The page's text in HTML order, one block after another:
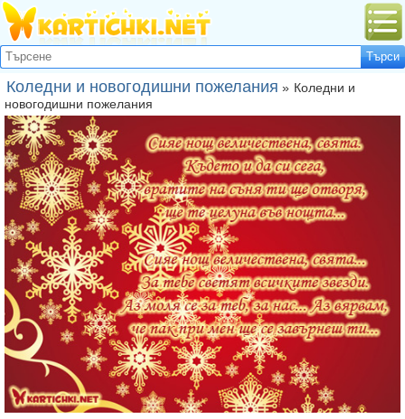
Коледни и новогодишни пожелания » Коледни и
новогодишни пожелания